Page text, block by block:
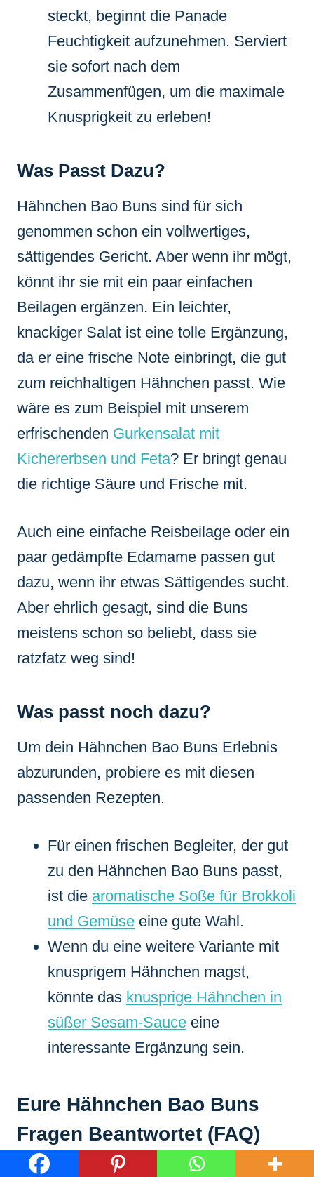
steckt, beginnt die Panade
Feuchtigkeit aufzunehmen. Serviert
sie sofort nach dem
Zusammenfügen, um die maximale
Knusprigkeit zu erleben!
Was Passt Dazu?
Hähnchen Bao Buns sind für sich
genommen schon ein vollwertiges,
sättigendes Gericht. Aber wenn ihr mögt,
könnt ihr sie mit ein paar einfachen
Beilagen ergänzen. Ein leichter,
knackiger Salat ist eine tolle Ergänzung,
da er eine frische Note einbringt, die gut
zum reichhaltigen Hähnchen passt. Wie
wäre es zum Beispiel mit unserem
erfrischenden Gurkensalat mit
Kichererbsen und Feta? Er bringt genau
die richtige Säure und Frische mit.
Auch eine einfache Reisbeilage oder ein
paar gedämpfte Edamame passen gut
dazu, wenn ihr etwas Sättigendes sucht.
Aber ehrlich gesagt, sind die Buns
meistens schon so beliebt, dass sie
ratzfatz weg sind!
Was passt noch dazu?
Um dein Hähnchen Bao Buns Erlebnis
abzurunden, probiere es mit diesen
passenden Rezepten.
Für einen frischen Begleiter, der gut
zu den Hähnchen Bao Buns passt,
ist die aromatische Soße für Brokkoli
und Gemüse eine gute Wahl.
Wenn du eine weitere Variante mit
knusprigem Hähnchen magst,
könnte das knusprige Hähnchen in
süßer Sesam-Sauce eine
interessante Ergänzung sein.
Eure Hähnchen Bao Buns
Fragen Beantwortet (FAQ)
Hier beantworte ich einige der häufigsten